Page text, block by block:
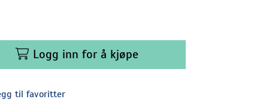
Logg inn for å kjøpe
til favoritter